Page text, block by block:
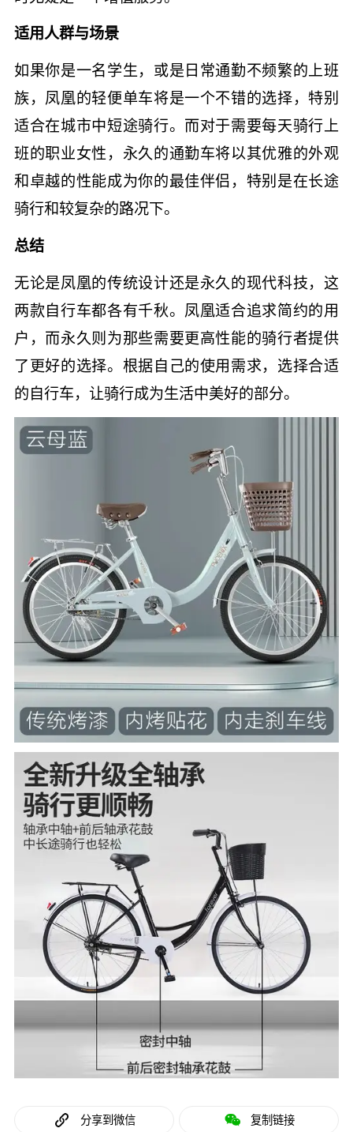
适用人群与场景
如果你是一名学生，或是日常通勤不频繁的上班
族，凤凰的轻便单车将是一个不错的选择，特别
适合在城市中短途骑行。而对于需要每天骑行上
班的职业女性，永久的通勤车将以其优雅的外观
和卓越的性能成为你的最佳伴侣，特别是在长途
骑行和较复杂的路况下。
总结
无论是凤凰的传统设计还是永久的现代科技，这
两款自行车都各有千秋。凤凰适合追求简约的用
户，而永久则为那些需要更高性能的骑行者提供
了更好的选择。根据自己的使用需求，选择合适
的自行车，让骑行成为生活中美好的部分。
分享到微信 复制链接